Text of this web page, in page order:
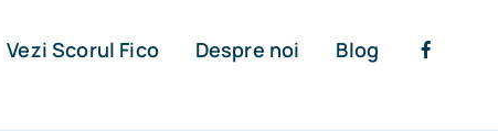
Vezi Scorul Fico Despre noi Blog